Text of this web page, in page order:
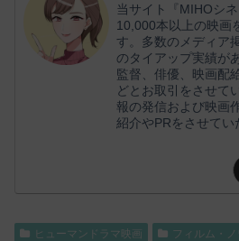
当サイト『MIHOシ
10,000本以上の映画
す。多数のメディア
のタイアップ実績が
監督、俳優、映画配
どとお取引をさせて
報の発信および映画
紹介やPRをさせてい
ヒューマンドラマ映画 フィルム・